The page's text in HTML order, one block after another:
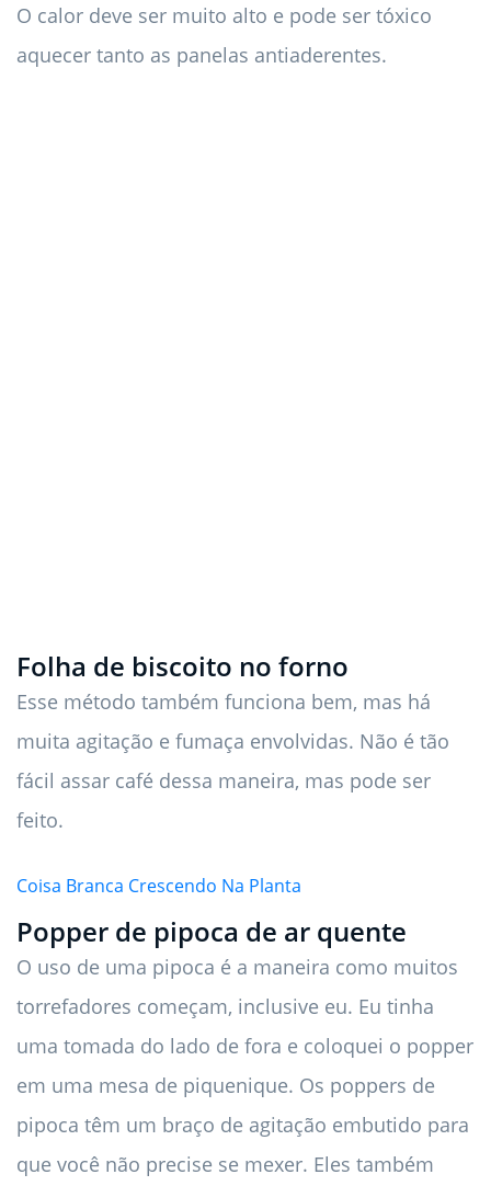
O calor deve ser muito alto e pode ser tóxico
aquecer tanto as panelas antiaderentes.
Folha de biscoito no forno
Esse método também funciona bem, mas há
muita agitação e fumaça envolvidas. Não é tão
fácil assar café dessa maneira, mas pode ser
feito.
Coisa Branca Crescendo Na Planta
Popper de pipoca de ar quente
O uso de uma pipoca é a maneira como muitos
torrefadores começam, inclusive eu. Eu tinha
uma tomada do lado de fora e coloquei o popper
em uma mesa de piquenique. Os poppers de
pipoca têm um braço de agitação embutido para
que você não precise se mexer. Eles também